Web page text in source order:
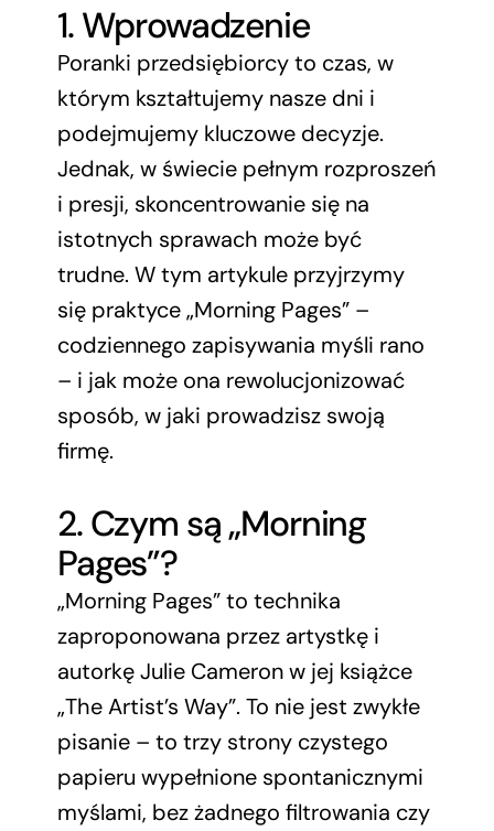
1. Wprowadzenie
Poranki przedsiębiorcy to czas, w
którym kształtujemy nasze dni i
podejmujemy kluczowe decyzje.
Jednak, w świecie pełnym rozproszeń
i presji, skoncentrowanie się na
istotnych sprawach może być
trudne. W tym artykule przyjrzymy
się praktyce „Morning Pages” –
codziennego zapisywania myśli rano
– i jak może ona rewolucjonizować
sposób, w jaki prowadzisz swoją
firmę.
2. Czym są „Morning
Pages”?
„Morning Pages” to technika
zaproponowana przez artystkę i
autorkę Julie Cameron w jej książce
„The Artist’s Way”. To nie jest zwykłe
pisanie – to trzy strony czystego
papieru wypełnione spontanicznymi
myślami, bez żadnego filtrowania czy